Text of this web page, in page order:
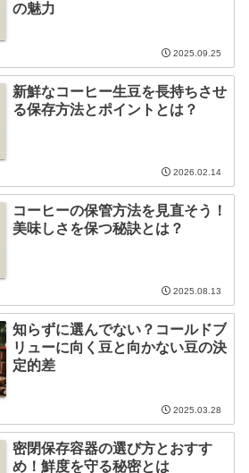
の魅力
2025.09.25
新鮮なコーヒー生豆を長持ちさせ
る保存方法とポイントとは？
2026.02.14
コーヒーの保管方法を見直そう！
美味しさを保つ秘訣とは？
2025.08.13
知らずに選んでない？コールドブ
リューに向く豆と向かない豆の決
定的差
2025.03.28
密閉保存容器の選び方とおすす
め！鮮度を守る秘密とは